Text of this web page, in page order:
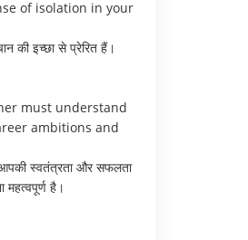
of isolation in your
की इच्छा से प्रेरित हैं।
must understand
ambitions and
स्वतंत्रता और सफलता
है।